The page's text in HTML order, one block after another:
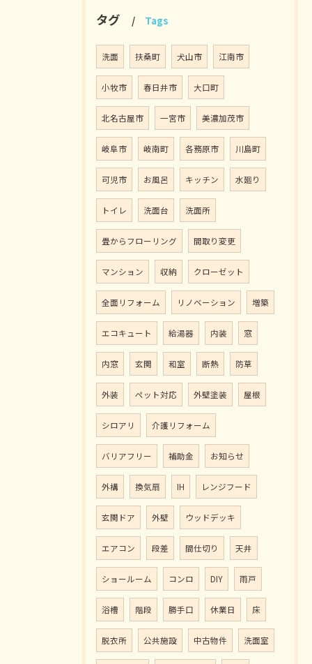
タグ Tags
洗面 扶桑町 犬山市 江南市
小牧市 春日井市 大口町
北名古屋市 一宮市 美濃加茂市
岐阜市 岐南町 各務原市 川島町
可児市 お風呂 キッチン 水廻り
トイレ 洗面台 洗面所
畳からフローリング 間取り変更
マンション 収納 クローゼット
全面リフォーム リノベーション 増築
エコキュート 給湯器 内装 窓
内窓 玄関 和室 断熱 防草
外装 ペット対応 外壁塗装 屋根
シロアリ 介護リフォーム
バリアフリー 補助金 お知らせ
外構 換気扇 IH レンジフード
玄関ドア 外壁 ウッドデッキ
エアコン 段差 間仕切り 天井
ショールーム コンロ DIY 雨戸
浴槽 階段 勝手口 休業日 床
脱衣所 公共施設 中古物件 洗面室